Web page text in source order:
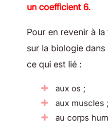
un coefficient 6.
Pour en revenir à
sur la biologie
ce qui est lié :
aux os ;
aux muscles ;
au corps